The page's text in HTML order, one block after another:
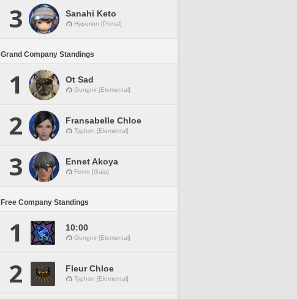
3 Sanahi Keto
Hyperion [Primal]
Grand Company Standings
1 Ot Sad
Gungnir [Elemental]
2 Fransabelle Chloe
Typhon [Elemental]
3 Ennet Akoya
Fenrir [Gaia]
Free Company Standings
1 10:00
Gungnir [Elemental]
2 Fleur Chloe
Typhon [Elemental]